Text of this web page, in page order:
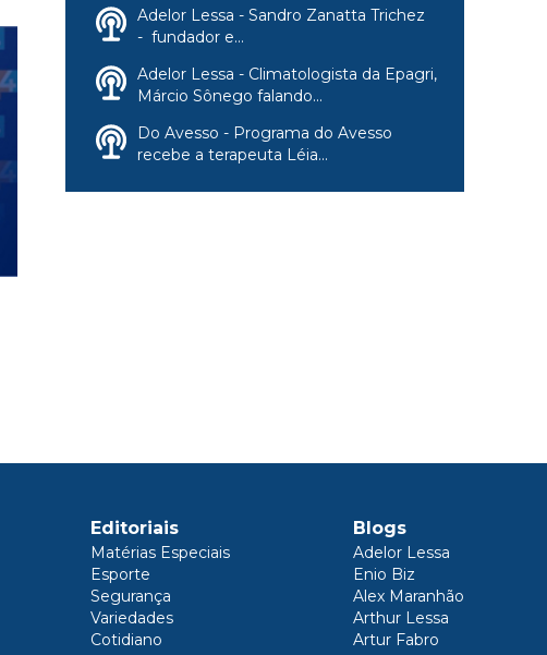
Adelor Lessa - Sandro Zanatta Trichez
- fundador e...
Adelor Lessa - Climatologista da Epagri,
Márcio Sônego falando...
Do Avesso - Programa do Avesso
recebe a terapeuta Léia...
Editoriais
Matérias Especiais
Esporte
Segurança
Variedades
Cotidiano
Blogs
Adelor Lessa
Enio Biz
Alex Maranhão
Arthur Lessa
Artur Fabro